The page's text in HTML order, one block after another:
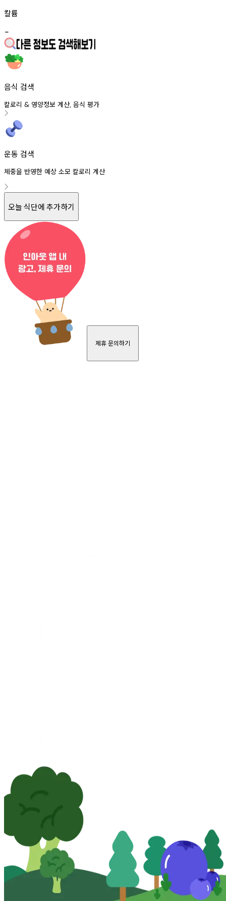
칼륨
-
음식 검색
칼로리 & 영양정보 계산, 음식 평가
운동 검색
체중을 반영한 예상 소모 칼로리 계산
오늘 식단에 추가하기
제휴 문의하기